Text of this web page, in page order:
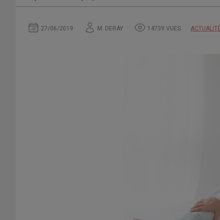
27/06/2019 M. DERAY 14739 VUES